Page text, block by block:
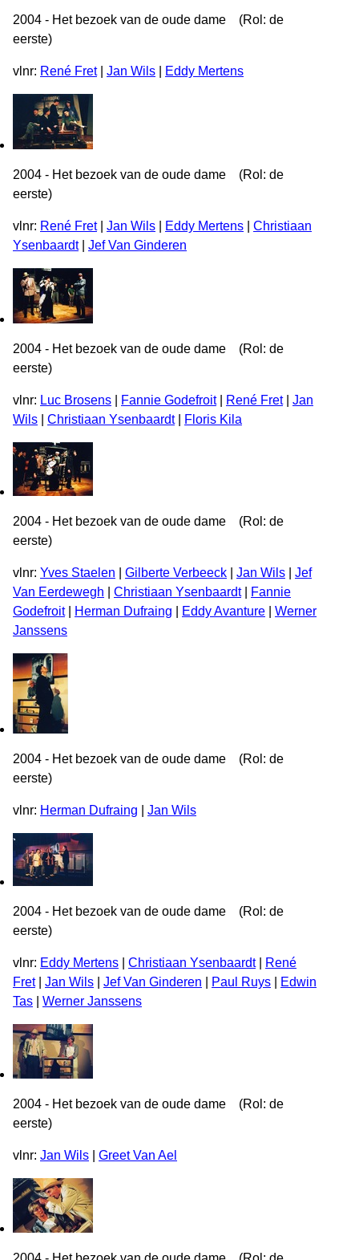
2004 - Het bezoek van de oude dame (Rol: de
eerste)
vlnr: René Fret| Jan Wils Eddy Mertens
2004 - Het bezoek van de oude dame (Rol: de
eerste)
vlnr: René Fret| Jan Wils Eddy Mertens
Christiaan
Ysenbaardt| Jef Van Ginderen
2004 - Het bezoek van de oude dame (Rol: de
eerste)
vlnr: Luc Brosens Fannie Godefroit| René Fret| Jan
Wils
Christiaan Ysenbaardt| Floris Kila
2004 - Het bezoek van de oude dame (Rol: de
eerste)
vlnr: Yves Staelen Gilberte Verbeeck Jan Wils
Jef
Van Eerdewegh
Christiaan Ysenbaardt|
Fannie
Godefroit| Herman Dufraing Eddy Avanture
Werner
Janssens
2004 - Het bezoek van de oude dame (Rol: de
eerste)
vlnr: Herman Dufraing Jan Wils
2004 - Het bezoek van de oude dame (Rol: de
eerste)
vlnr: Eddy Mertens Christiaan Ysenbaardt|
René
Fret| Jan Wils Jef Van Ginderen Paul Ruys
Edwin
Tas
Werner Janssens
2004 - Het bezoek van de oude dame (Rol: de
eerste)
vlnr: Jan Wils Greet Van Ael